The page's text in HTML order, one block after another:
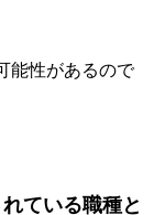
能性があるので
ている職種と